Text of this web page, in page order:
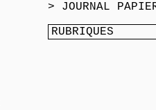
> JOURNAL